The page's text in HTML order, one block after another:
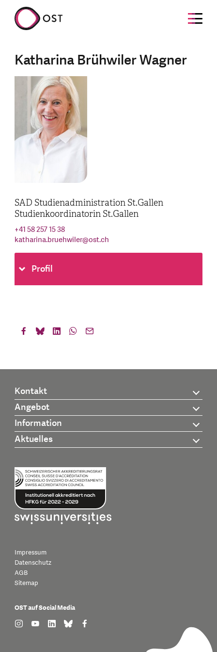
Katharina Brühwiler Wagner
SAD Studienadministration St.Gallen
Studienkoordinatorin St.Gallen
+41 58 257 15 38
katharina.bruehwiler@ost.ch
Profil
Kontakt
Angebot
Information
Aktuelles
Impressum
Datenschutz
AGB
Sitemap
OST auf Social Media
find us on: instagram
find us on: youtube
find us on: linkedin
find us on: bluesky
find us on: facebook